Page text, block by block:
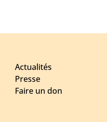
Actualités
Presse
Faire un don